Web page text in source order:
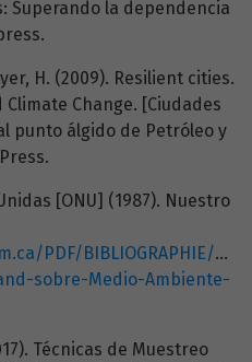
Superando la dependencia
H. (2009). Resilient cities.
Change. [Ciudades
punto álgido de Petróleo y
[ONU] (1987). Nuestro
PDF/BIBLIOGRAPHIE/
sobre-Medio-Ambiente-
Técnicas de Muestreo